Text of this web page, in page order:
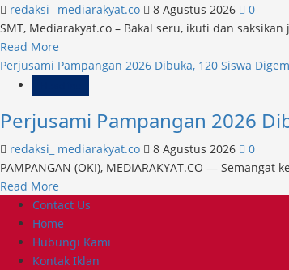
ke
Dian
dan
redaksi_ mediarakyat.co 8 Agustus 2026
0
SMT, Mediarakyat.co – Bakal seru, ikuti dan
Read More
more
Bakal
Seru,
dan
Memeriahkan
Jalan
Sehat
dan
Senam
Perjusami Pampangan 2026 Dibuka, 120 Siswa
Perjusami Pampangan 2026
redaksi_ mediarakyat.co 8 Agustus 2026
0
PAMPANGAN (OKI), MEDIARAKYAT.CO —
Read More
more
about
Perjusami
Pampangan
Primary
Menu
Contact Us
Home
Hubungi Kami
Kontak Iklan